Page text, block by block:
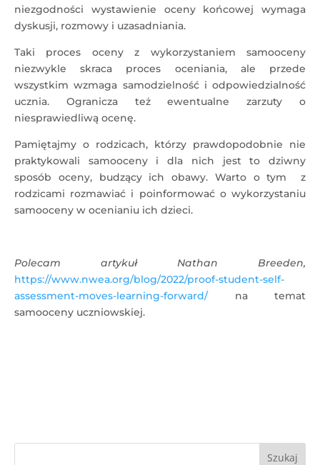
niezgodności wystawienie oceny końcowej wymaga
dyskusji, rozmowy i uzasadniania.
Taki proces oceny z wykorzystaniem samooceny
niezwykle skraca proces oceniania, ale przede
wszystkim wzmaga samodzielność i odpowiedzialność
ucznia. Ogranicza też ewentualne zarzuty o
niesprawiedliwą ocenę.
Pamiętajmy o rodzicach, którzy prawdopodobnie nie
praktykowali samooceny i dla nich jest to dziwny
sposób oceny, budzący ich obawy. Warto o tym z
rodzicami rozmawiać i poinformować o wykorzystaniu
samooceny w ocenianiu ich dzieci.
Polecam artykuł Nathan Breeden,
https://www.nwea.org/blog/2022/proof-student-self-
assessment-moves-learning-forward/na temat
samooceny uczniowskiej.
Szukaj